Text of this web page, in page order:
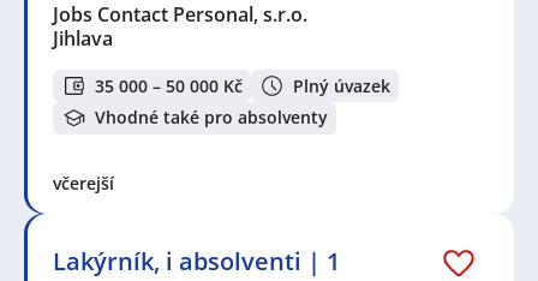
Jobs Contact Personal, s.r.o.
Jihlava
35 000 – 50 000 Kč
Plný úvazek
Vhodné také pro absolventy
včerejší
Lakýrník, i absolventi | 1